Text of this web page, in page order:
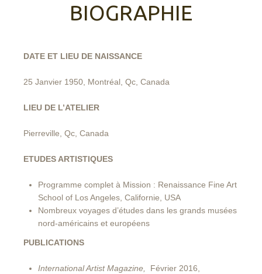
BIOGRAPHIE
DATE ET LIEU DE NAISSANCE
25 Janvier 1950, Montréal, Qc, Canada
LIEU DE L’ATELIER
Pierreville, Qc, Canada
ETUDES ARTISTIQUES
Programme complet à Mission : Renaissance Fine Art
School of Los Angeles, Californie, USA
Nombreux voyages d’études dans les grands musées
nord-américains et européens
PUBLICATIONS
International Artist Magazine,
Février 2016,